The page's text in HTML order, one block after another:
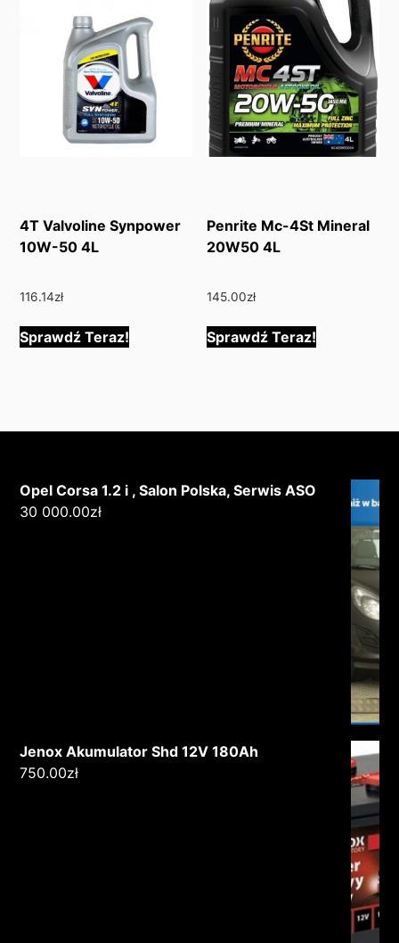
4T Valvoline Synpower
10W-50 4L
116.14zł
Sprawdź Teraz!
Penrite Mc-4St Mineral
20W50 4L
145.00zł
Sprawdź Teraz!
Opel Corsa 1.2 i , Salon Polska, Serwis ASO
30 000.00zł
Jenox Akumulator Shd 12V 180Ah
750.00zł